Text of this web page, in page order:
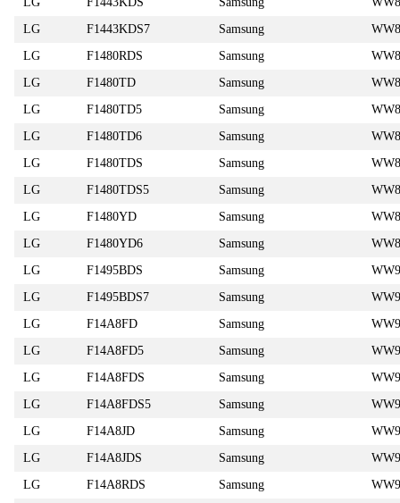
LG
F1443KDS7 Samsung
LG
F1480RDS Samsung
LG
F1480TD Samsung
LG
F1480TD5 Samsung
LG
F1480TD6 Samsung
LG
F1480TDS Samsung
LG
F1480TDS5 Samsung
LG
F1480YD Samsung
LG
F1480YD6 Samsung
LG
F1495BDS Samsung
LG
F1495BDS7 Samsung
LG
F14A8FD Samsung
LG
F14A8FD5 Samsung
LG
F14A8FDS Samsung
LG
F14A8FDS5 Samsung
LG
F14A8JD Samsung
LG
F14A8JDS Samsung
LG
F14A8RDS Samsung